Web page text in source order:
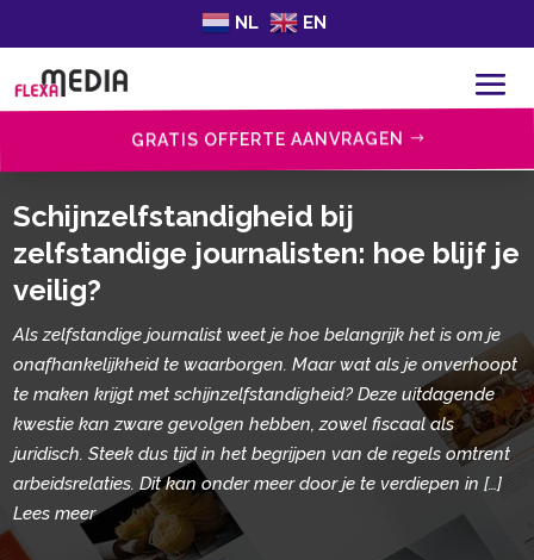
NL EN
GRATIS OFFERTE AANVRAGEN
Schijnzelfstandigheid bij
zelfstandige journalisten: hoe blijf je
veilig?
Als zelfstandige journalist weet je hoe belangrijk het is om je
onafhankelijkheid te waarborgen.​ Maar wat als je onverhoopt
te maken krijgt met schijnzelfstandigheid? Deze uitdagende
kwestie kan zware gevolgen hebben, zowel fiscaal als
juridisch.​ Steek dus tijd in het begrijpen van de regels omtrent
arbeidsrelaties.​ Dit kan onder meer door je te verdiepen in […]
Lees meer